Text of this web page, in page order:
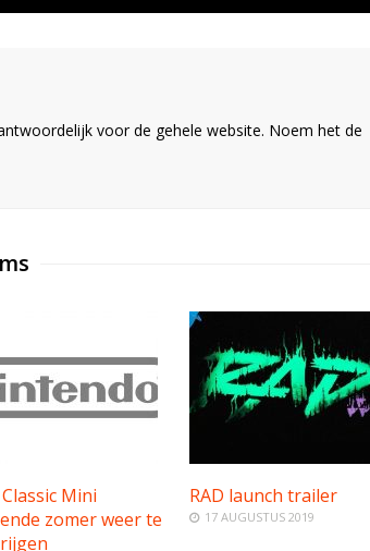
voor de gehele website. Noem het de
Classic Mini
zomer weer te
RAD launch trailer
17 AUGUSTUS 2019